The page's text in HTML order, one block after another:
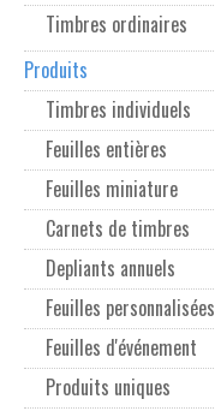
Timbres ordinaires
Produits
Timbres individuels
Feuilles entières
Feuilles miniature
Carnets de timbres
Depliants annuels
Feuilles personnalisées
Feuilles d'événement
Produits uniques